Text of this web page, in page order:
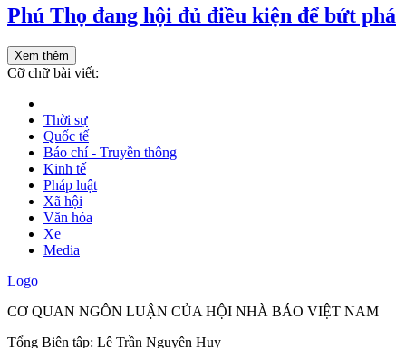
Phú Thọ đang hội đủ điều kiện để bứt phá
Xem thêm
Cỡ chữ bài viết:
Thời sự
Quốc tế
Báo chí - Truyền thông
Kinh tế
Pháp luật
Xã hội
Văn hóa
Xe
Media
Logo
CƠ QUAN NGÔN LUẬN CỦA HỘI NHÀ BÁO VIỆT NAM
Tổng Biên tập: Lê Trần Nguyên Huy